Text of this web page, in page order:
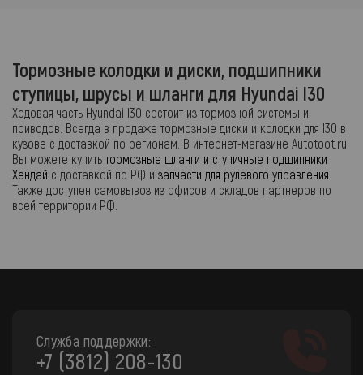
Тормозные колодки и диски, подшипники
ступицы, шрусы и шланги для Hyundai I30
Ходовая часть Hyundai I30 состоит из тормозной системы и
приводов. Всегда в продаже тормозные диски и колодки для I30 в
кузове с доставкой по регионам. В интернет-магазине Autotoot.ru
Вы можете купить тормозные шланги и ступичные подшипники
Хендай с доставкой по РФ и запчасти для рулевого управления
Также доступен самовывоз из офисов и складов партнеров по
всей территории РФ.
Служба поддержки:
+7 (3812) 208-130